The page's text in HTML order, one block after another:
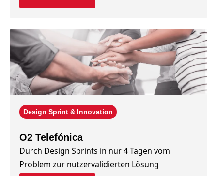
Design Sprint & Innovation
O2 Telefónica
Durch Design Sprints in nur 4 Tagen vom
Problem zur nutzervalidierten Lösung